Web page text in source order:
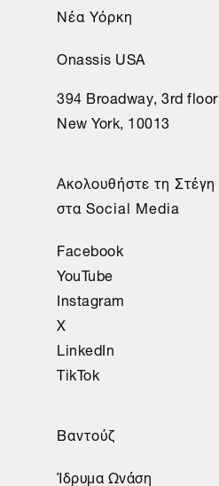
Νέα Υόρκη
Onassis USA
394 Broadway, 3rd floor
New York, 10013
Ακολουθήστε τη Στέγη
στα Social Media
Facebook
YouTube
Instagram
X
LinkedIn
TikTok
Βαντούζ
Ίδρυμα Ωνάση